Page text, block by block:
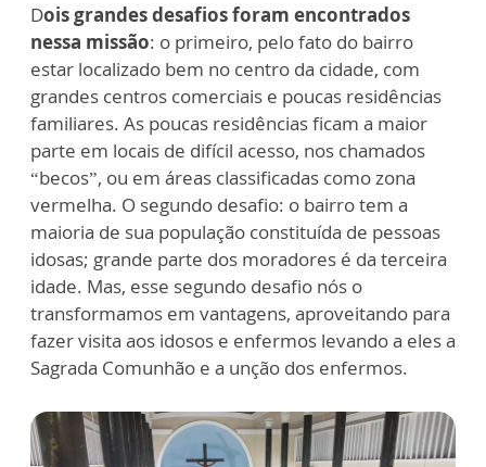
Dois grandes desafios foram encontrados
nessa missão: o primeiro, pelo fato do bairro
estar localizado bem no centro da cidade, com
grandes centros comerciais e poucas residências
familiares. As poucas residências ficam a maior
parte em locais de difícil acesso, nos chamados
“becos”, ou em áreas classificadas como zona
vermelha. O segundo desafio: o bairro tem a
maioria de sua população constituída de pessoas
idosas; grande parte dos moradores é da terceira
idade. Mas, esse segundo desafio nós o
transformamos em vantagens, aproveitando para
fazer visita aos idosos e enfermos levando a eles a
Sagrada Comunhão e a unção dos enfermos.